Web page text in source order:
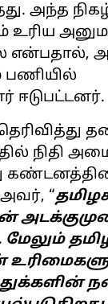
அந்த
உரிய
என்பதால்,
பணியில்
ஈடுபட்டனர்.
நிதி
“